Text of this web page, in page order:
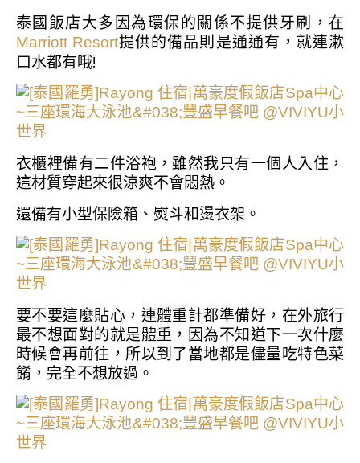
泰國飯店大多因為環保的關係不提供牙刷，在
Marriott Resort提供的備品則是通通有，就連漱
口水都有哦!
衣櫃裡備有二件浴袍，雖然我只有一個人入住，
這材質穿起來很涼爽不會悶熱。
還備有小型保險箱、熨斗和燙衣架。
要不要這麼貼心，連體重計都準備好，在外旅行
最不想面對的就是體重，因為不知道下一次什麼
時候會再前往，所以到了當地都是儘量吃特色菜
餚，完全不想放過。